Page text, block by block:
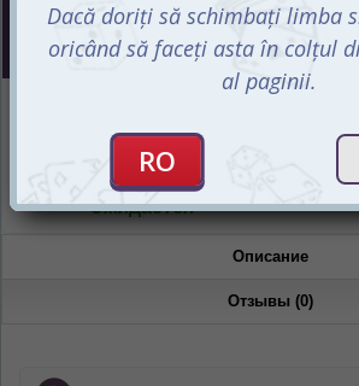
СООБЩИТЬ О
Ожидается
Магазин “Игромания”
Ожидается
Описание
Отзывы (0)